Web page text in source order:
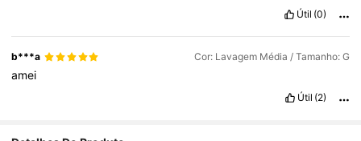
Útil (0)
b***a Cor: Lavagem Média / Tamanho: G
amei
Útil (2)